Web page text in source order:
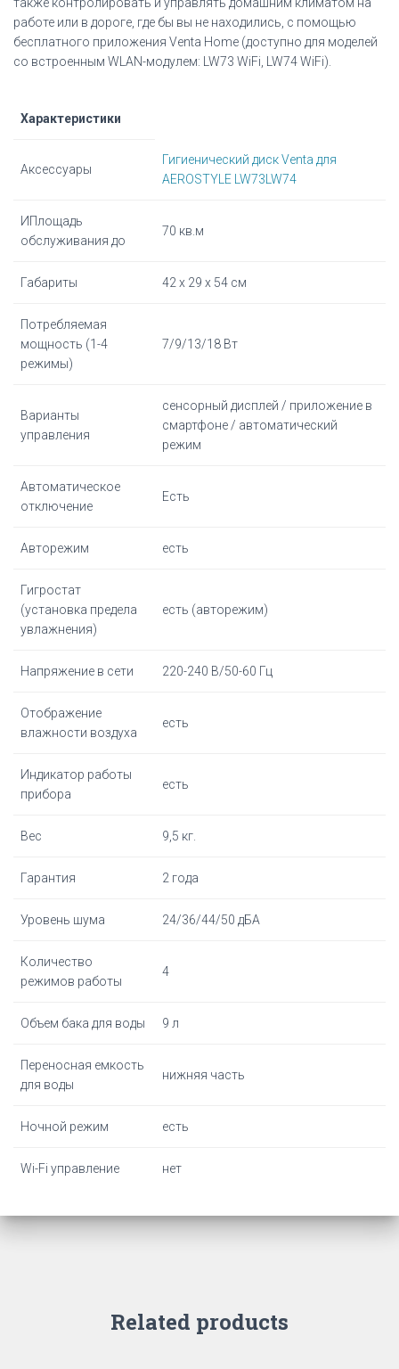
работе или в дороге, где бы вы не находились, с помощью
бесплатного приложения Venta Home (доступно для моделей
со встроенным WLAN-модулем: LW73 WiFi, LW74 WiFi).
Характеристики
Аксессуары
Гигиенический диск Venta для
AEROSTYLE LW73LW74
ИПлощадь
обслуживания до
70 кв.м
Габариты 42 х 29 х 54 см
Потребляемая
мощность (1-4
режимы)
7/9/13/18 Вт
Варианты
управления
сенсорный дисплей / приложение в
смартфоне / автоматический
режим
Автоматическое
отключение
Есть
Авторежим есть
Гигростат
(установка предела
увлажнения)
есть (авторежим)
Напряжение в сети 220-240 В/50-60 Гц
Отображение
влажности воздуха
есть
Индикатор работы
прибора
есть
Вес 9,5 кг.
Гарантия 2 года
Уровень шума 24/36/44/50 дБА
Количество
режимов работы
4
Объем бака для воды 9 л
Переносная емкость
для воды
нижняя часть
Ночной режим есть
Wi-Fi управление нет
Related products